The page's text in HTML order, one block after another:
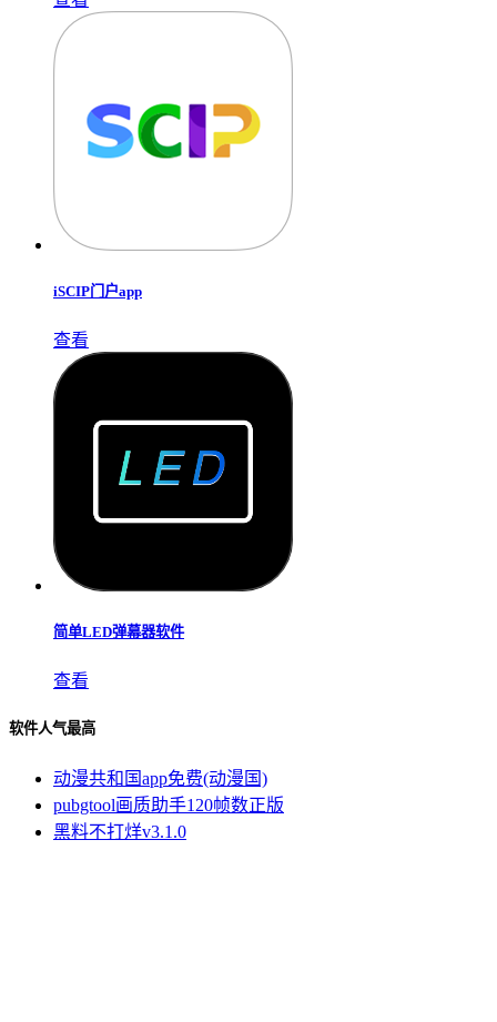
iSCIP门户app
查看
简单LED弹幕器软件
查看
软件人气最高
动漫共和国app免费(动漫国)
pubgtool画质助手120帧数正版
黑料不打烊v3.1.0